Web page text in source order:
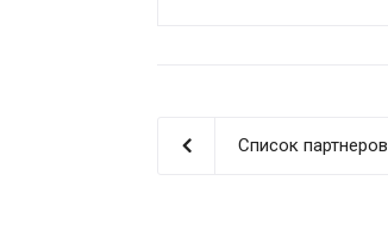
Список партнеров